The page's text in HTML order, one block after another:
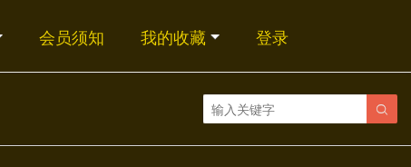
会员须知 我的收藏 登录
